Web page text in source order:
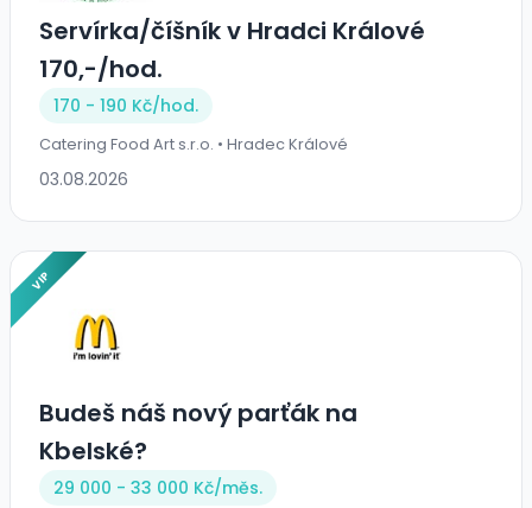
Servírka/číšník v Hradci Králové
170,-/hod.
170 - 190 Kč/hod.
Catering Food Art s.r.o. • Hradec Králové
03.08.2026
VIP
Budeš náš nový parťák na
Kbelské?
29 000 - 33 000 Kč/měs.